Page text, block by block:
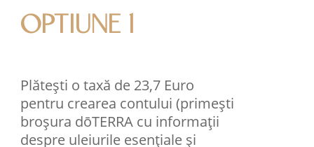
OPTIUNE 1
Plătești o taxă de 23,7 Euro
pentru crearea contului (primești
broșura dōTERRA cu informații
despre uleiurile esențiale și